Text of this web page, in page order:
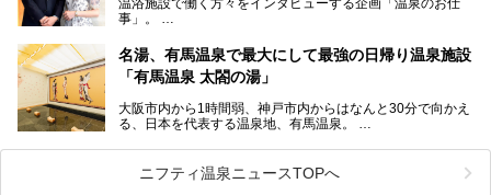
湯です。そのお湯をリーズナブルに体験できる健康ランドや
スーパー銭湯があったら……。今回はそんな希望に沿う施設
きます！
事」。
ング西日本1位、2年連続「ベストオブ宿泊賞」に輝いた
「神戸みなと温泉 蓮」の魅力に迫りました！
名湯、有馬温泉で最大にして最強の日帰り温泉施設
「有馬温泉 太閤の湯」
大阪市内から1時間弱、神戸市内からはなんと30分で向かえ
る、日本を代表する温泉地、有馬温泉。
有名な「金泉」と「銀泉」に加え、人工のの炭酸泉まで楽し
める、ある意味「最強」ともいえる施設です。
今回は自慢のお湯をメインにその魅力の数々を紹介します！
ニフティ温泉ニュースTOPへ